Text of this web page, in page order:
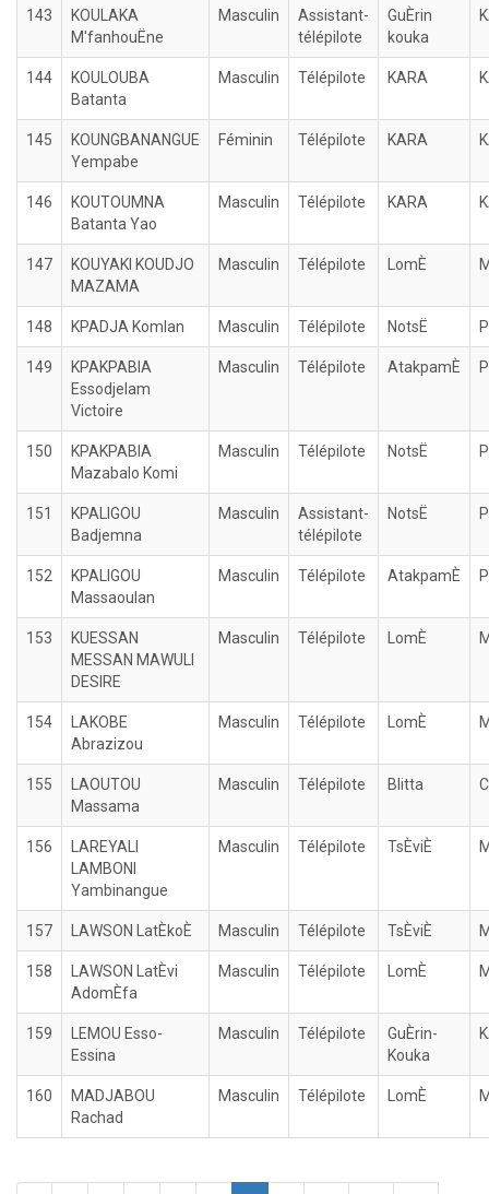
143
KOULAKA
M'fanhouËne
Masculin
Assistant-
télépilote
GuÈrin
kouka
144
KOULOUBA
Batanta
Masculin Télépilote KARA
145
KOUNGBANANGUE
Yempabe
Féminin Télépilote KARA
146
KOUTOUMNA
Batanta Yao
Masculin Télépilote KARA
147
KOUYAKI KOUDJO
MAZAMA
Masculin Télépilote LomÈ
148 KPADJA Komlan Masculin Télépilote NotsË
149
KPAKPABIA
Essodjelam
Victoire
Masculin Télépilote AtakpamÈ
150
KPAKPABIA
Mazabalo Komi
Masculin Télépilote NotsË
151
KPALIGOU
Badjemna
Masculin
Assistant-
télépilote
NotsË
152
KPALIGOU
Massaoulan
Masculin Télépilote AtakpamÈ
153
KUESSAN
MESSAN MAWULI
DESIRE
Masculin Télépilote LomÈ
154
LAKOBE
Abrazizou
Masculin Télépilote LomÈ
155
LAOUTOU
Massama
Masculin Télépilote Blitta
156
LAREYALI
LAMBONI
Yambinangue
Masculin Télépilote TsÈviÈ
157 LAWSON LatÈkoÈ Masculin Télépilote TsÈviÈ
158
LAWSON LatÈvi
AdomÈfa
Masculin Télépilote LomÈ
159
LEMOU Esso-
Essina
Masculin Télépilote
GuÈrin-
Kouka
160
MADJABOU
Rachad
Masculin Télépilote LomÈ